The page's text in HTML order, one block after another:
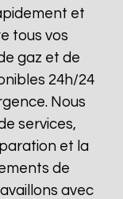
et
tous vos
gaz et de
24h/24
Nous
services,
et la
de
avec